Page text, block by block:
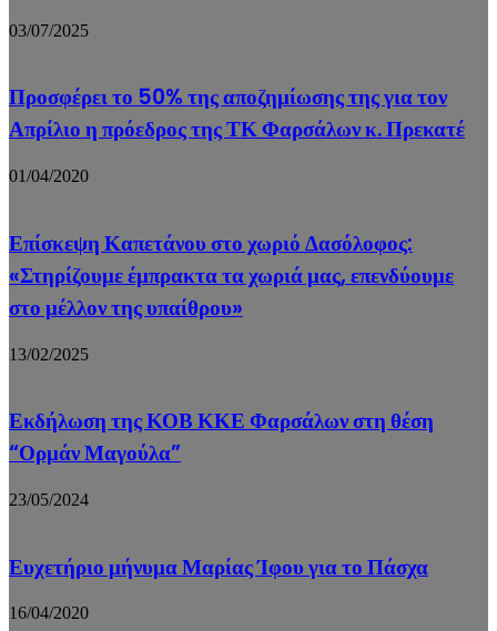
03/07/2025
Προσφέρει το 50% της αποζημίωσης της για τον
Απρίλιο η πρόεδρος της ΤΚ Φαρσάλων κ. Πρεκατέ
01/04/2020
Επίσκεψη Καπετάνου στο χωριό Δασόλοφος:
«Στηρίζουμε έμπρακτα τα χωριά μας, επενδύουμε
στο μέλλον της υπαίθρου»
13/02/2025
Εκδήλωση της ΚΟΒ ΚΚΕ Φαρσάλων στη θέση
“Ορμάν Μαγούλα”
23/05/2024
Ευχετήριο μήνυμα Μαρίας Ίφου για το Πάσχα
16/04/2020